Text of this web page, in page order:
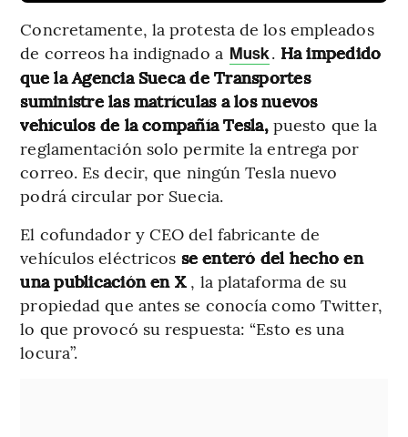
Concretamente, la protesta de los empleados
de correos ha indignado a Musk. Ha impedido
que la Agencia Sueca de Transportes
suministre las matrículas a los nuevos
vehículos de la compañía Tesla,puesto que la
reglamentación solo permite la entrega por
correo. Es decir, que ningún Tesla nuevo
podrá circular por Suecia.
El cofundador y CEO del fabricante de
vehículos eléctricos se enteró del hecho en
una publicación en X , la plataforma de su
propiedad que antes se conocía como Twitter,
lo que provocó su respuesta: “Esto es una
locura”.